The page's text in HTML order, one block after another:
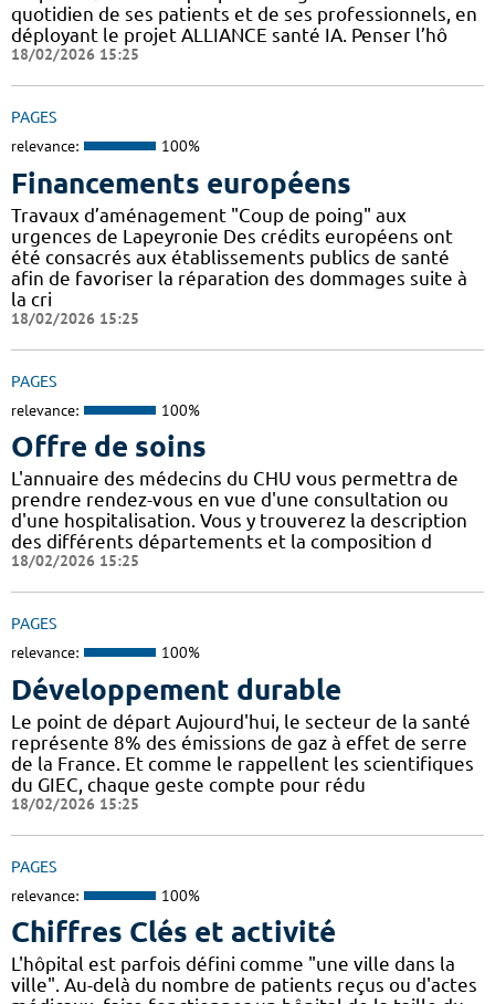
quotidien de ses patients et de ses professionnels, en
déployant le projet ALLIANCE santé IA. Penser l’hô
18/02/2026 15:25
PAGES
relevance: 100%
Financements européens
Travaux d’aménagement "Coup de poing" aux
urgences de Lapeyronie Des crédits européens ont
été consacrés aux établissements publics de santé
afin de favoriser la réparation des dommages suite à
la cri
18/02/2026 15:25
PAGES
relevance: 100%
Offre de soins
L'annuaire des médecins du CHU vous permettra de
prendre rendez-vous en vue d'une consultation ou
d'une hospitalisation. Vous y trouverez la description
des différents départements et la composition d
18/02/2026 15:25
PAGES
relevance: 100%
Développement durable
Le point de départ Aujourd'hui, le secteur de la santé
représente 8% des émissions de gaz à effet de serre
de la France. Et comme le rappellent les scientifiques
du GIEC, chaque geste compte pour rédu
18/02/2026 15:25
PAGES
relevance: 100%
Chiffres Clés et activité
L'hôpital est parfois défini comme "une ville dans la
ville". Au-delà du nombre de patients reçus ou d'actes